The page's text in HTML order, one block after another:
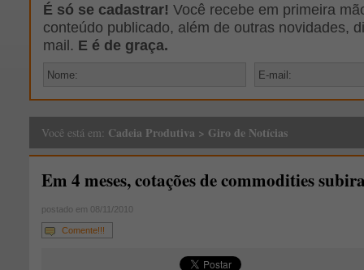
É só se cadastrar! Você recebe em primeira
conteúdo publicado, além de outras novidades,
mail. E é de graça.
Você está em: Cadeia Produtiva > Giro de Notícias
Em 4 meses, cotações de commodities
postado em 08/11/2010
Comente!!!